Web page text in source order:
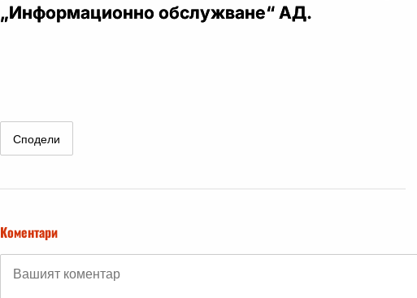
„Информационно обслужване“ АД.
Сподели
Коментари